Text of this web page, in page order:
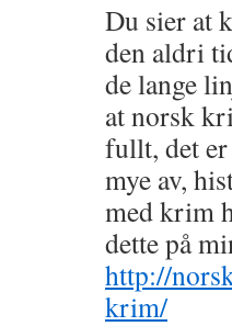
Du sier at
den aldri
de lange
at norsk
fullt, det
mye av,
med krim
dette på
http://
krim/